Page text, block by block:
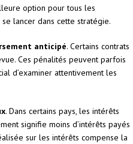
option pour tous les
lancer dans cette stratégie.
anticipé. Certains contrats
Ces pénalités peuvent parfois
d’examiner attentivement les
. Dans certains pays, les intérêts
signifie moins d’intérêts payés
sur les intérêts compense la